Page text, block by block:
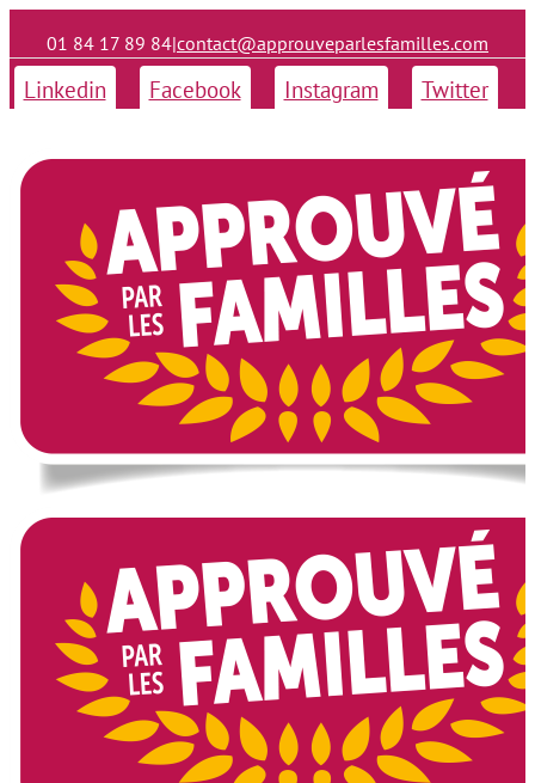
01 84 17 89 84|contact@approuveparlesfamilles.com
Linkedin Facebook Instagram Twitter